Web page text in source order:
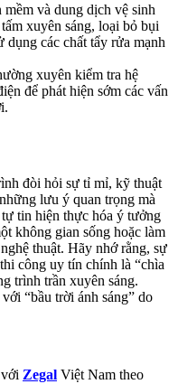
mềm và dung dịch vệ sinh
xuyên sáng, loại bỏ bụi
dụng các chất tẩy rửa mạnh
xuyên kiểm tra hệ
để phát hiện sớm các vấn
đòi hỏi sự tỉ mỉ, kỹ thuật
lưu ý quan trọng mà
tự tin hiện thực hóa ý tưởng
không gian sống hoặc làm
thuật. Hãy nhớ rằng, sự
công uy tín chính là “chìa
trình trần xuyên sáng.
“bầu trời ánh sáng” do
Zegal Việt Nam theo